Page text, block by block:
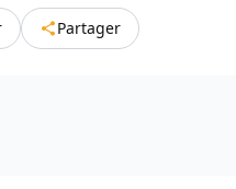
Partager